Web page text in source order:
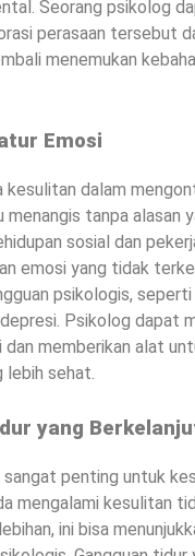
Seorang psikolog
perasaan tersebut
menemukan
Emosi
kesulitan dalam
menangis tanpa alasan
sosial dan
emosi yang tidak
psikologis, seperti
Psikolog dapat
dan memberikan alat
lebih sehat.
yang
sangat penting untuk
mengalami kesulitan
ini bisa